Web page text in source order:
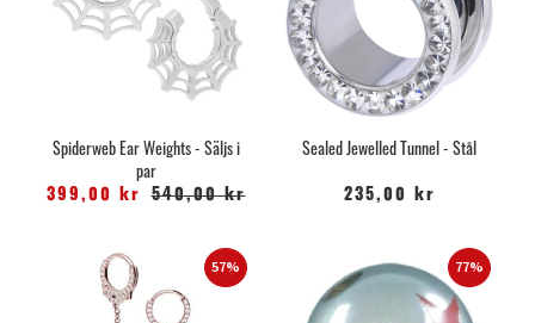
Spiderweb Ear Weights - Säljs i
par
399,00 kr 540,00 kr
Sealed Jewelled Tunnel - Stål
235,00 kr
57% 77%